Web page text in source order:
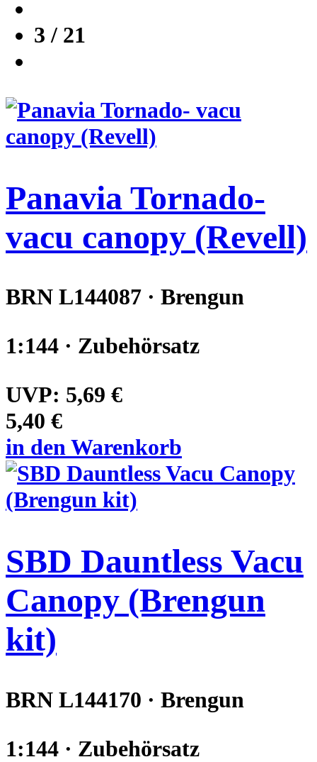
3 / 21
Panavia Tornado-
vacu canopy (Revell)
BRN L144087 · Brengun
1:144 · Zubehörsatz
UVP: 5,69 €
5,40 €
in den Warenkorb
SBD Dauntless Vacu
Canopy (Brengun
kit)
BRN L144170 · Brengun
1:144 · Zubehörsatz